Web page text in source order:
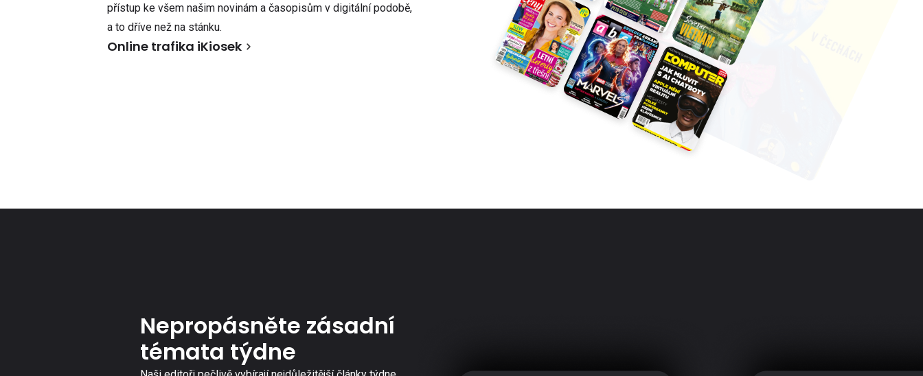
přístup ke všem našim novinám a časopisům v digitální podobě,
a to dříve než na stánku.
Online trafika iKiosek
Nepropásněte zásadní
témata týdne